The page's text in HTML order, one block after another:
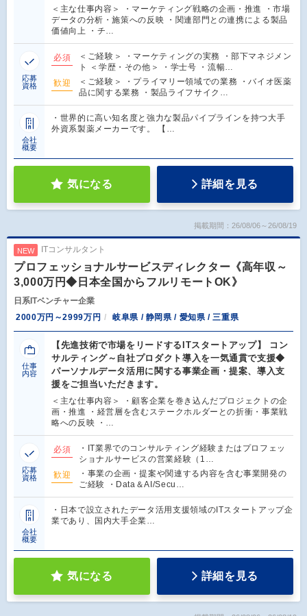
＜主な仕事内容＞ ・マーケティング戦略の企画・推進 ・市場
データの分析・施策への反映 ・関連部門との連携による製品
価値向上 ・チ…
応募
資格
必須
＜ご経験＞ ・マーケティングの実務 ・部下マネジメン
ト ＜学歴・その他＞ ・学士号 ・流暢…
歓迎
＜ご経験＞ ・プライマリー領域での業務 ・バイオ医薬
品に関する業務 ・製品ライフサイク…
会社
概要
・世界的に高い知名度と強力な製品パイプラインを持つ大手
外資系製薬メーカーです。 【…
気になる 詳細を見る
掲載期間：26/08/06～26/08/19
NEW ITコンサルタント
プロフェッショナルサービスディレクター《高年収～
3,000万円◆日本全国からフルリモートOK》
日系ITベンチャー企業
2000万円～2999万円
岐阜県 / 静岡県 / 愛知県 / 三重県
仕事
内容
【先進技術で市場をリードするITスタートアップ】 コン
サルティング～自社プロダクト導入を一気通貫で支援◆
パーソナルデータ活用に関する事業企画・提案、導入支
援をご担当いただきます。
＜主な仕事内容＞ ・顧客企業を巻き込んだプロジェクトの企
画・推進 ・経営層を含むステークホルダーとの折衝・事業戦
略への反映 ・…
応募
資格
必須
・IT業界でのコンサルティング経験またはプロフェッ
ショナルサービスの営業経験（1…
歓迎
・事業の企画・提案や関連する内容を含む事業開発の
ご経験 ・Data＆AI/Secu…
会社
概要
・日本で設立されたデータ活用支援領域のITスタートアップ企
業であり、国内大手企業…
気になる 詳細を見る